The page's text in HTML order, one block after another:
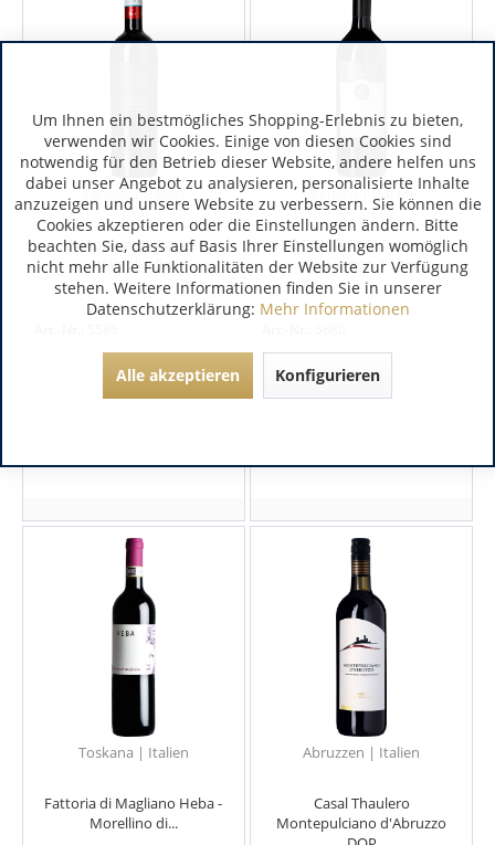
Veneto | Italien
Albino Armani Ripasso
Valpolicella
Veneto | Italien
ROCCA DI PECI Cabernet
Sauvignon 1 Liter
Toskana | Italien
Fattoria di Magliano Heba -
Morellino di...
Abruzzen | Italien
Casal Thaulero
Montepulciano d'Abruzzo
Um Ihnen ein bestmögliches Shopping-Erlebnis zu bieten,
verwenden wir Cookies. Einige von diesen Cookies sind
notwendig für den Betrieb dieser Website, andere helfen uns
dabei unser Angebot zu analysieren, personalisierte Inhalte
anzuzeigen und unsere Website zu verbessern. Sie können die
Cookies akzeptieren oder die Einstellungen ändern. Bitte
beachten Sie, dass auf Basis Ihrer Einstellungen womöglich
nicht mehr alle Funktionalitäten der Website zur Verfügung
stehen. Weitere Informationen finden Sie in unserer
Datenschutzerklärung: Mehr Informationen
Alle akzeptieren Konfigurieren